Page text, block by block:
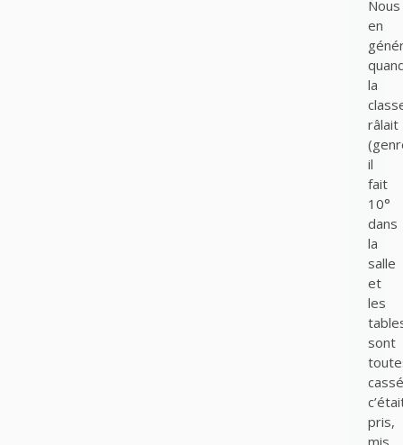
Nous
en
la
râlait
il
fait
10°
dans
la
salle
et
les
sont
pris,
mis